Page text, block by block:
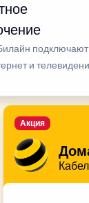
подключают
и
Акция